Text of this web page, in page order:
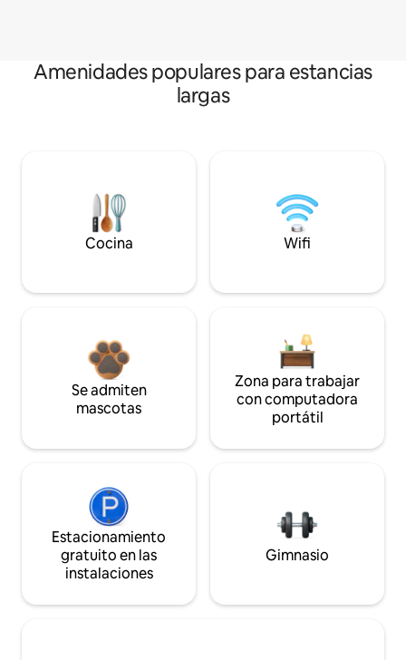
Amenidades populares para estancias
largas
Cocina Wifi
Se admiten
mascotas
Zona para trabajar
con computadora
portátil
Estacionamiento
gratuito en las
instalaciones
Gimnasio